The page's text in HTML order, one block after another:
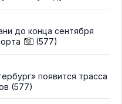
до конца сентября
(577)
появится трасса
(577)